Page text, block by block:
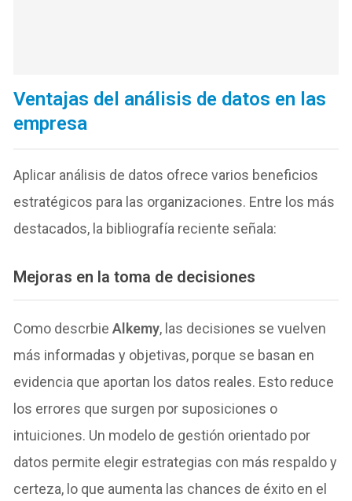
Ventajas del análisis de datos en las
empresa
Aplicar análisis de datos ofrece varios beneficios
estratégicos para las organizaciones. Entre los más
destacados, la bibliografía reciente señala:
Mejoras en la toma de decisiones
Como descrbieAlkemy, las decisiones se vuelven
más informadas y objetivas, porque se basan en
evidencia que aportan los datos reales. Esto reduce
los errores que surgen por suposiciones o
intuiciones. Un modelo de gestión orientado por
datos permite elegir estrategias con más respaldo y
certeza, lo que aumenta las chances de éxito en el